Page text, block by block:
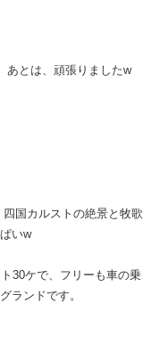
あとは、頑張りましたw
国カルストの絶景と牧歌
いw
30ケで、フリーも車の乗
ランドです。